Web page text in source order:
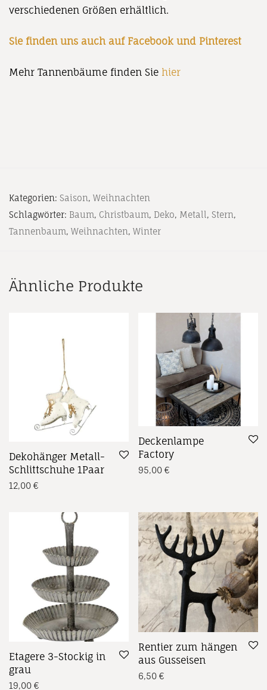
verschiedenen Größen erhältlich.
Sie finden uns auch auf Facebook und Pinterest
Mehr Tannenbäume finden Sie hier
Kategorien: Saison, Weihnachten
Schlagwörter: Baum, Christbaum, Deko, Metall , Stern,
Tannenbaum, Weihnachten, Winter
Ähnliche Produkte
Dekohänger Metall-
Schlittschuhe 1Paar
12,00 €
Deckenlampe
Factory
95,00 €
Etagere 3-Stockig in
grau
19,00 €
Rentier zum hängen
aus Gusseisen
6,50 €